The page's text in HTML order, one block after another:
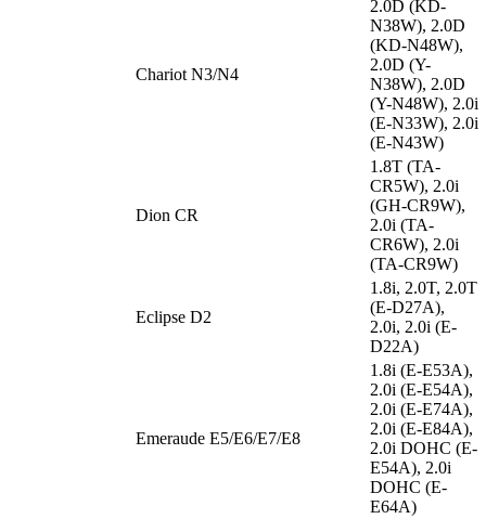
Chariot N3/N4
2.0D (KD-
N38W), 2.0D
(KD-N48W),
2.0D (Y-
N38W), 2.0D
(Y-N48W), 2.0i
(E-N33W), 2.0i
(E-N43W)
Dion CR
1.8T (TA-
CR5W), 2.0i
(GH-CR9W),
2.0i (TA-
CR6W), 2.0i
(TA-CR9W)
Eclipse D2
1.8i, 2.0T, 2.0T
(E-D27A),
2.0i, 2.0i (E-
D22A)
Emeraude E5/E6/E7/E8
1.8i (E-E53A),
2.0i (E-E54A),
2.0i (E-E74A),
2.0i (E-E84A),
2.0i DOHC (E-
E54A), 2.0i
DOHC (E-
E64A)